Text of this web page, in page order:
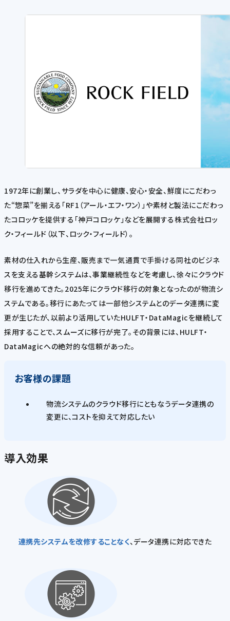
1972年に創業し、サラダを中心に健康、安心・安全、鮮度にこだわっ
た“惣菜”を揃える「RF1（アール・エフ・ワン）」や素材と製法にこだわっ
たコロッケを提供する「神戸コロッケ」などを展開する株式会社ロッ
ク・フィールド（以下、ロック・フィールド）。
素材の仕入れから生産、販売まで一気通貫で手掛ける同社のビジネ
スを支える基幹システムは、事業継続性などを考慮し、徐々にクラウド
移行を進めてきた。2025年にクラウド移行の対象となったのが物流シ
ステムである。移行にあたっては一部他システムとのデータ連携に変
更が生じたが、以前より活用していたHULFT・DataMagicを継続して
採用することで、スムーズに移行が完了。その背景には、HULFT・
DataMagicへの絶対的な信頼があった。
お客様の課題
物流システムのクラウド移行にともなうデータ連携の
変更に、コストを抑えて対応したい
導入効果
連携先システムを改修することなく、データ連携に対応できた